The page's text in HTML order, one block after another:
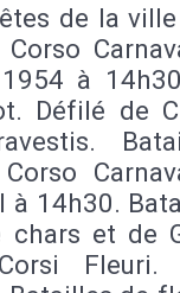
de la
à
Défilé de
à 14h30.
et de
Fleuri.